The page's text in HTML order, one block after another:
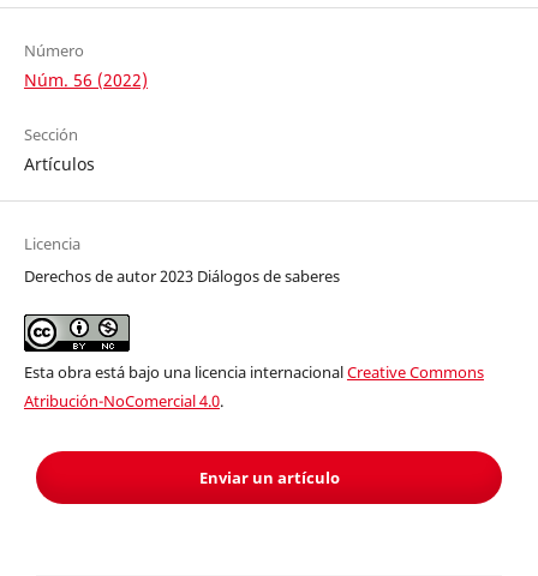
Número
Núm. 56 (2022)
Sección
Artículos
Licencia
Derechos de autor 2023 Diálogos de saberes
Esta obra está bajo una licencia internacionalCreative Commons
Atribución-NoComercial 4.0.
Enviar un artículo